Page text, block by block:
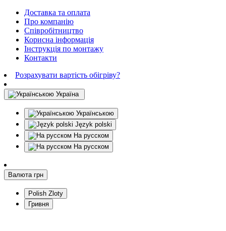
Доставка та оплата
Про компанію
Співробітництво
Корисна інформація
Інструкція по монтажу
Контакти
Розрахувати вартість обігріву?
Україна
Українською
Język polski
На русском
На русском
Валюта грн
Polish Zloty
Гривня